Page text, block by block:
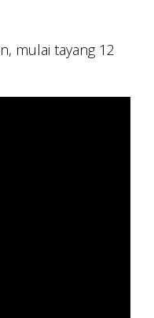
mulai tayang 12